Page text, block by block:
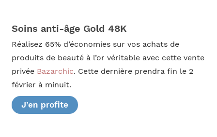
Soins anti-âge Gold 48K
Réalisez 65% d’économies sur vos achats de
produits de beauté à l’or véritable avec cette vente
privée Bazarchic. Cette dernière prendra fin le 2
février à minuit.
J’en profite